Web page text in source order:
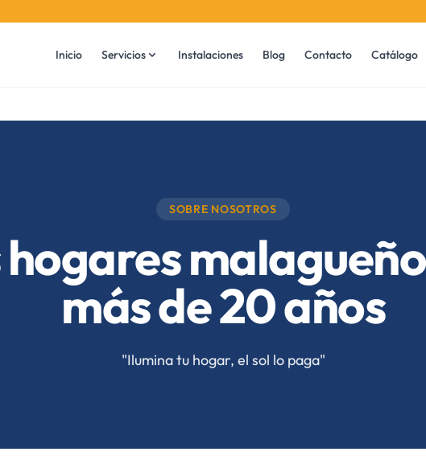
Inicio Servicios Instalaciones Blog Contacto Catálogo
SOBRE NOSOTROS
más de 20 años
"Ilumina tu hogar, el sol lo paga"